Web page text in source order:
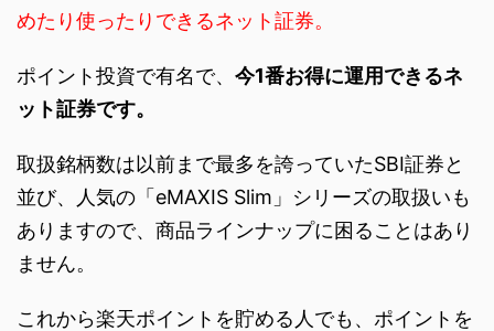
めたり使ったりできるネット証券。
ポイント投資で有名で、 今1番お得に運用できるネ
ット証券です。
取扱銘柄数は以前まで最多を誇っていたSBI証券と
並び、人気の「eMAXIS Slim」シリーズの取扱いも
ありますので、商品ラインナップに困ることはあり
ません。
これから楽天ポイントを貯める人でも、ポイントを